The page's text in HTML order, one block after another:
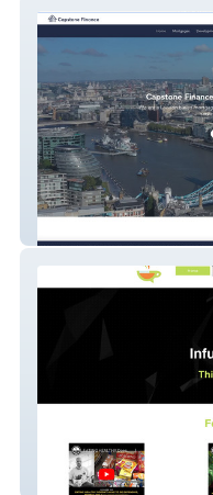
Goinfusionnetwork